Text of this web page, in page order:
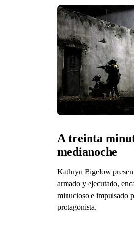
A treinta
medianoche
Kathryn Bigelow
armado y ejecutado,
minucioso e impulsado
protagonista.